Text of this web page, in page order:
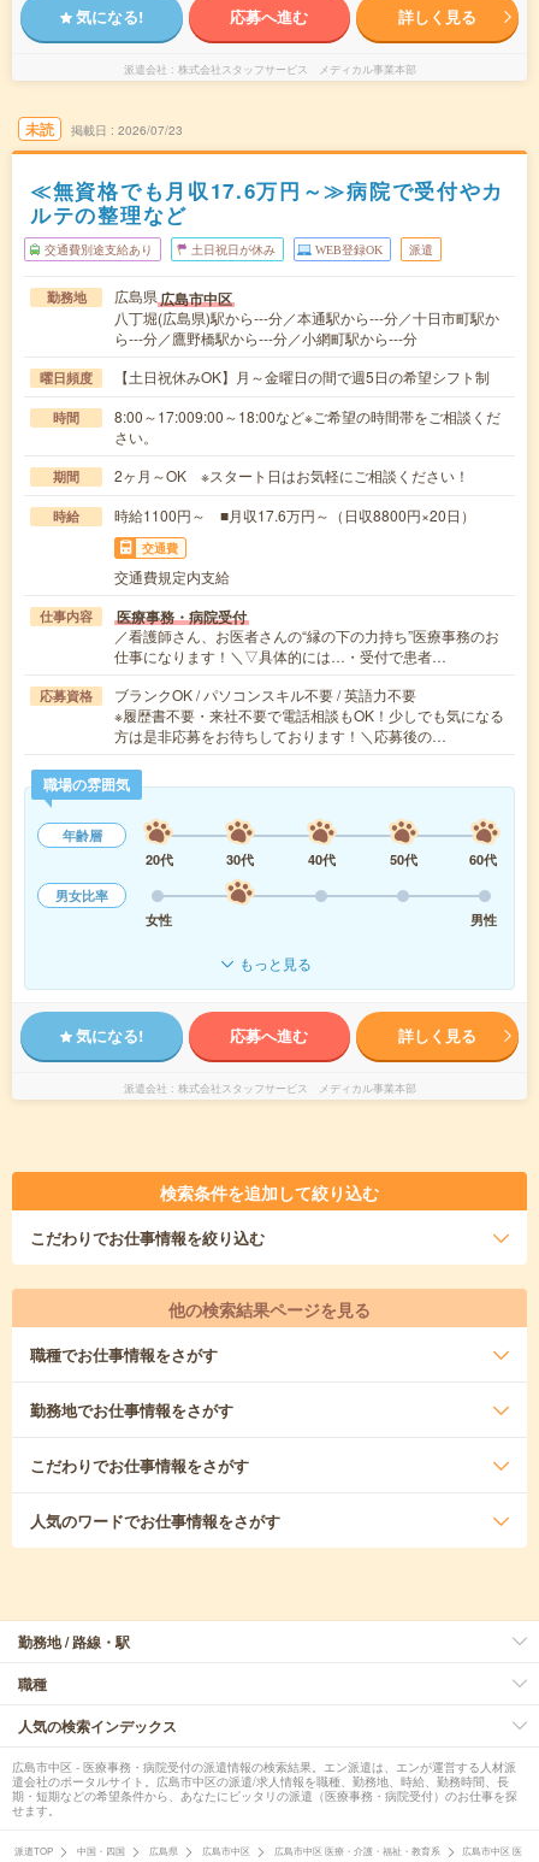
気になる! 応募へ進む 詳しく見る
派遣会社 株式会社スタッフサービス メディカル事業本部
未読 掲載日 2026/07/23
≪無資格でも月収17.6万円～≫病院で受付やカ
ルテの整理など
交通費別途支給あり 土日祝日が休み WEB登録OK 派遣
勤務地 広島県広島市中区
八丁堀(広島県)駅から---分／本通駅から---分／十日市町駅か
ら---分／鷹野橋駅から---分／小網町駅から---分
曜日頻度 【土日祝休みOK】月～金曜日の間で週5日の希望シフト制
時間
8:00～17:009:00～18:00など※ご希望の時間帯をご相談くだ
さい。
期間 2ヶ月～OK ※スタート日はお気軽にご相談ください！
時給 時給1100円～ ■月収17.6万円～（日収8800円×20日）
交通費
交通費規定内支給
仕事内容 医療事務・病院受付
／看護師さん、お医者さんの“縁の下の力持ち”医療事務のお
仕事になります！＼▽具体的には…・受付で患者…
応募資格
ブランクOK / パソコンスキル不要 / 英語力不要
※履歴書不要・来社不要で電話相談もOK！少しでも気になる
方は是非応募をお待ちしております！＼応募後の…
職場の雰囲気
年齢層
20代
30代 40代 50代
60代
男女比率
女性
男性
もっと見る
気になる! 応募へ進む 詳しく見る
派遣会社 株式会社スタッフサービス メディカル事業本部
検索条件を追加して絞り込む
こだわりでお仕事情報を絞り込む
他の検索結果ページを見る
職種でお仕事情報をさがす
勤務地でお仕事情報をさがす
こだわりでお仕事情報をさがす
人気のワードでお仕事情報をさがす
勤務地 / 路線・駅
職種
人気の検索インデックス
広島市中区 - 医療事務・病院受付の派遣情報の検索結果。エン派遣は、エンが運営する人材派
遣会社のポータルサイト。広島市中区の派遣/求人情報を職種、勤務地、時給、勤務時間、長
期・短期などの希望条件から、あなたにピッタリの派遣（医療事務・病院受付）のお仕事を探
せます。
派遣TOP 中国・四国 広島県 広島市中区 広島市中区 医療・介護・福祉・教育系 広島市中区 医